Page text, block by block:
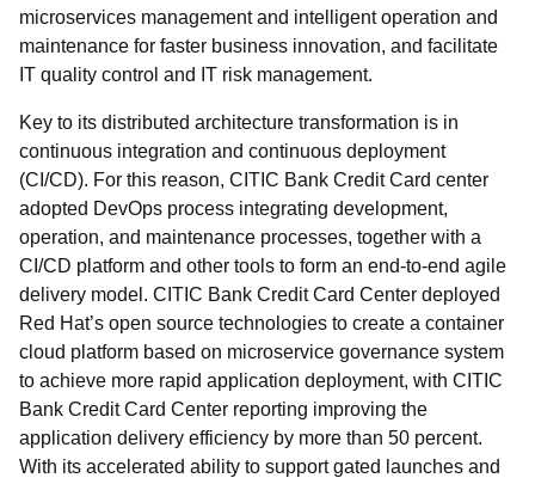
microservices management and intelligent operation and
maintenance for faster business innovation, and facilitate
IT quality control and IT risk management.
Key to its distributed architecture transformation is in
continuous integration and continuous deployment
(CI/CD). For this reason, CITIC Bank Credit Card center
adopted DevOps process integrating development,
operation, and maintenance processes, together with a
CI/CD platform and other tools to form an end-to-end agile
delivery model. CITIC Bank Credit Card Center deployed
Red Hat’s open source technologies to create a container
cloud platform based on microservice governance system
to achieve more rapid application deployment, with CITIC
Bank Credit Card Center reporting improving the
application delivery efficiency by more than 50 percent.
With its accelerated ability to support gated launches and